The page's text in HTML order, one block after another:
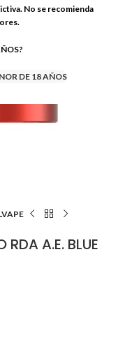
No se recomienda
DE 18 AÑOS
RDA A.E. BLUE